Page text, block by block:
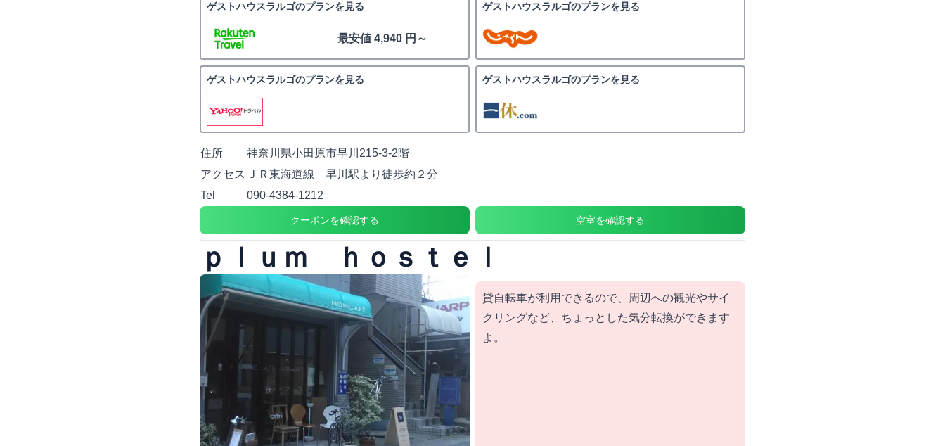
ゲストハウスラルゴのプランを見る
最安値 4,940 円～
ゲストハウスラルゴのプランを見る
ゲストハウスラルゴのプランを見る ゲストハウスラルゴのプランを見る
住所
神奈川県小田原市早川215-3-2階
アクセス
ＪＲ東海道線 早川駅より徒歩約２分
Tel
090-4384-1212
クーポンを確認する 空室を確認する
ｐｌｕｍ ｈｏｓｔｅｌ
貸自転車が利用できるので、周辺への観光やサイ
クリングなど、ちょっとした気分転換ができます
よ。